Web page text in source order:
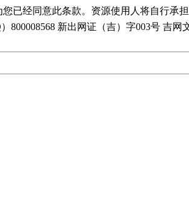
已经同意此条款。资源使用人将自行承
800008568 新出网证（吉）字003号 吉